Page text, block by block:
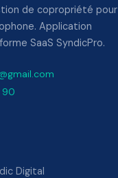
de copropriété pour
Application
SaaS SyndicPro.
90
Digital